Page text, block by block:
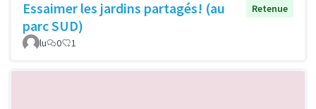
Essaimer les jardins partagés! (au
parc SUD)
Retenue
lu 0 1